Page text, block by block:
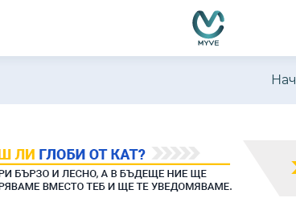
функциониране, подобряване на
Политика за бисквитки